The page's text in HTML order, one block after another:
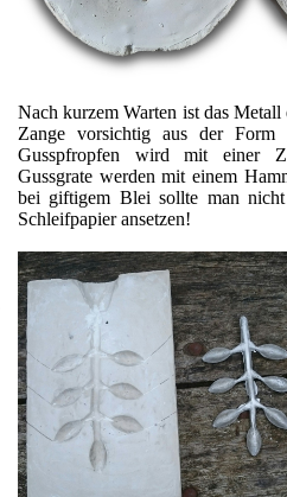
Nach kurzem Warten ist das
Zange vorsichtig aus der Form
Gusspfropfen wird mit einer
Gussgrate werden mit einem
bei giftigem Blei sollte man
Schleifpapier ansetzen!